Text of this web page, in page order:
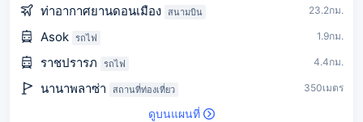
ท่าอากาศยานดอนเมือง สนามบิน 23.2กม.
Asok รถไฟ 1.9กม.
ราชปรารภ รถไฟ 4.4กม.
นานาพลาซ่า สถานที่ท่องเที่ยว 350เมตร
ดูบนแผนที่